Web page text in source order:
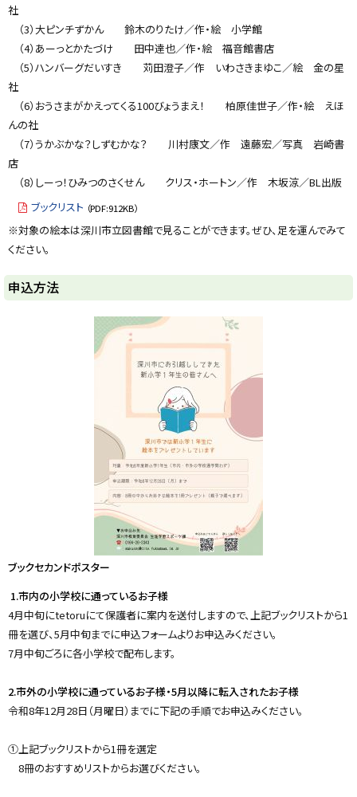
社
（3）大ピンチずかん 鈴木のりたけ／作・絵 小学館
（4）あーっとかたづけ 田中達也／作・絵 福音館書店
（5）ハンバーグだいすき 苅田澄子／作 いわさきまゆこ／絵 金の星
社
（6）おうさまがかえってくる100びょうまえ！ 柏原佳世子／作・絵 えほ
んの社
（7）うかぶかな？しずむかな？ 川村康文／作 遠藤宏／写真 岩崎書
店
（8）しーっ！ひみつのさくせん クリス・ホートン／作 木坂涼／BL出版
ブックリスト （PDF:912KB）
※対象の絵本は深川市立図書館で見ることができます。ぜひ、足を運んでみて
ください。
ト
ッ
申込方法
ブックセカンドポスター
1.市内の小学校に通っているお子様
4月中旬にtetoruにて保護者に案内を送付しますので、上記ブックリストから1
冊を選び、5月中旬までに申込フォームよりお申込みください。
7月中旬ごろに各小学校で配布します。
2.市外の小学校に通っているお子様・5月以降に転入されたお子様
令和8年12月28日（月曜日）までに下記の手順でお申込みください。
①上記ブックリストから1冊を選定
8冊のおすすめリストからお選びください。